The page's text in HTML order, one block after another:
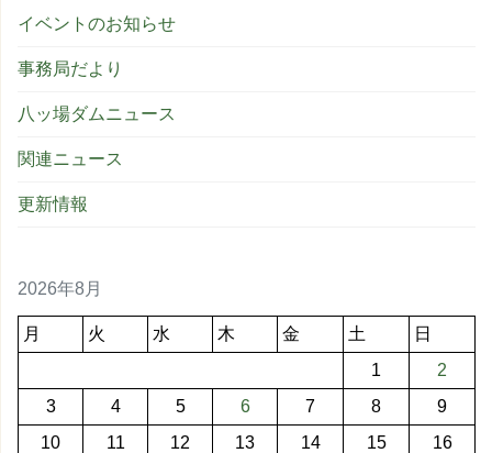
イベントのお知らせ
事務局だより
八ッ場ダムニュース
関連ニュース
更新情報
2026年8月
月 火 水 木 金 土
日
1
2
3
4 5 6 7 8
9
10
11 12 13 14 15
16